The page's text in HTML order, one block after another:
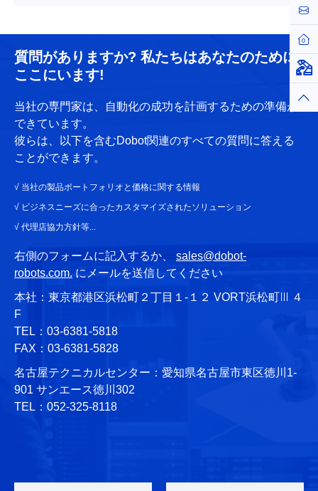
質問がありますか? 私たちはあなたのために
ここにいます!
当社の専門家は、自動化の成功を計画するための準備が
できています。
彼らは、以下を含むDobot関連のすべての質問に答える
ことができます。
√ 当社の製品ポートフォリオと価格に関する情報
√ ビジネスニーズに合ったカスタマイズされたソリューション
√ 代理店協力方針等...
右側のフォームに記入するか、 sales@dobot-
robots.com. にメールを送信してください
本社：東京都港区浜松町２丁目１-１２ VORT浜松町Ⅲ ４
F
TEL：03-6381-5818
FAX：03-6381-5828
名古屋テクニカルセンター：愛知県名古屋市東区徳川1-
901 サンエース徳川302
TEL：052-325-8118
お
ホ
仮
ト